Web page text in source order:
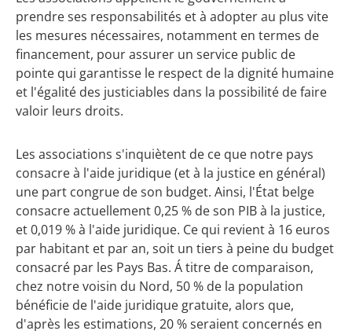
prendre ses responsabilités et à adopter au plus vite
les mesures nécessaires, notamment en termes de
financement, pour assurer un service public de
pointe qui garantisse le respect de la dignité humaine
et l'égalité des justiciables dans la possibilité de faire
valoir leurs droits.
Les associations s'inquiètent de ce que notre pays
consacre à l'aide juridique (et à la justice en général)
une part congrue de son budget. Ainsi, l'État belge
consacre actuellement 0,25 % de son PIB à la justice,
et 0,019 % à l'aide juridique. Ce qui revient à 16 euros
par habitant et par an, soit un tiers à peine du budget
consacré par les Pays Bas. Á titre de comparaison,
chez notre voisin du Nord, 50 % de la population
bénéficie de l'aide juridique gratuite, alors que,
d'après les estimations, 20 % seraient concernés en